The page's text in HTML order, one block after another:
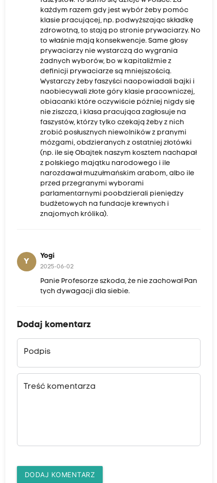
każdym razem gdy jest wybór żeby pomóc
klasie pracującej, np. podwyższając składkę
zdrowotną, to stają po stronie prywaciarzy. No
to właśnie mają konsekwencje. Same głosy
prywaciarzy nie wystarczą do wygrania
żadnych wyborów, bo w kapitaliźmie z
definicji prywaciarze są mniejszością.
Wystarczy żeby faszyści naopowiadali bajki i
naobiecywali złote góry klasie pracowniczej,
obiacanki które oczywiście później nigdy się
nie ziszcza, i klasa pracująca zagłosuje na
faszystów, którzy tylko czekają żeby z nich
zrobić posłusznych niewolników z pranymi
mózgami, obdzieranych z ostatniej złotówki
(np. ile się Obajtek naszym kosztem nachapał
z polskiego majątku narodowego i ile
narozdawał muzułmańskim arabom, albo ile
przed przegranymi wyborami
parlamentarnymi poobdzierali pieniędzy
budżetowych na fundacje krewnych i
znajomych królika).
Y
Yogi
2025-06-02
Panie Profesorze szkoda, że nie zachował Pan
tych dywagacji dla siebie.
Dodaj komentarz
Podpis
Treść komentarza
DODAJ KOMENTARZ